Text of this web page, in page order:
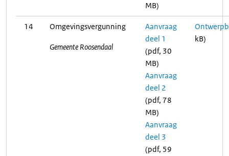
MB)
14 Omgevingsvergunning
Gemeente Roosendaal
Aanvraag
deel 1
(pdf, 30
MB)
Aanvraag
deel 2
(pdf, 78
MB)
Aanvraag
deel 3
(pdf, 59
kB)